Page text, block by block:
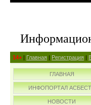
14+ | Главная | Регистрация |
ГЛАВНАЯ
ИНФОПОРТАЛ
НОВОСТИ